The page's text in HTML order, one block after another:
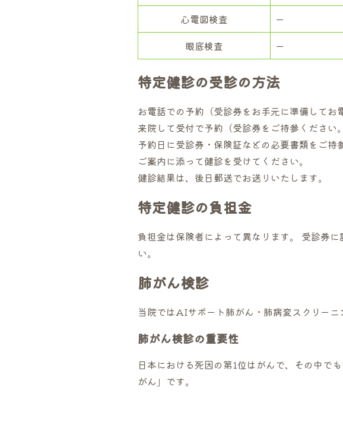
心電図検査
ー
眼底検査
ー
特定健診の受診の方法
お電話での予約（受診券をお手元に準備してお
来院して受付で予約（受診券をご持参ください
予約日に受診券・保険証などの必要書類をご持
ご案内に添って健診を受けてください。
健診結果は、後日郵送でお送りいたします。
特定健診の負担金
負担金は保険者によって異なります。 受診券
い。
肺がん検診
当院ではAIサポート肺がん・肺病変スクリーニ
肺がん検診の重要性
日本における死因の第1位はがんで、その中で
がん」です。